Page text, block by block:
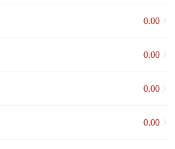
0.00
0.00
0.00
0.00